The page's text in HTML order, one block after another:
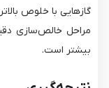
گازهایی با خلوص
مراحل خالص‌سازی
بیشتر است.